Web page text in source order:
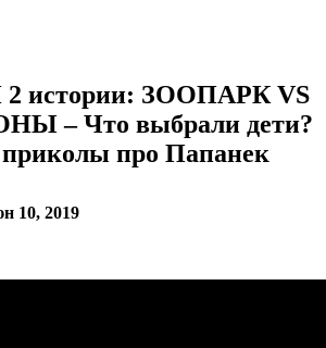
истории: ЗООПАРК VS
– Что выбрали дети?
про Папанек
10, 2019